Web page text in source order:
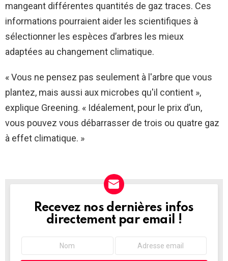
mangeant différentes quantités de gaz traces. Ces
informations pourraient aider les scientifiques à
sélectionner les espèces d’arbres les mieux
adaptées au changement climatique.
« Vous ne pensez pas seulement à l'arbre que vous
plantez, mais aussi aux microbes qu'il contient »,
explique Greening. « Idéalement, pour le prix d’un,
vous pouvez vous débarrasser de trois ou quatre gaz
à effet climatique. »
NEWSLETTER
Recevez nos dernières infos
directement par email !